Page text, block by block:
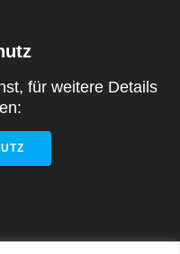
für weitere Details